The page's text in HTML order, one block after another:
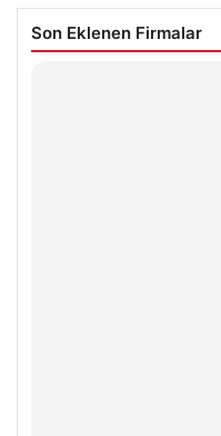
Son Eklenen Firmalar